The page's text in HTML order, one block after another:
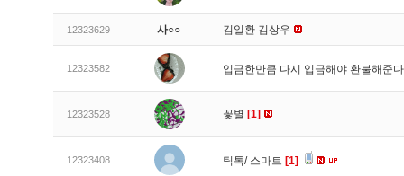
12323629 사○○ 김일환 김상우
12323582 입금한만큼 다시 입금해야 환불해준다
12323528 꽃별 [1]
12323408 틱톡/ 스마트 [1]